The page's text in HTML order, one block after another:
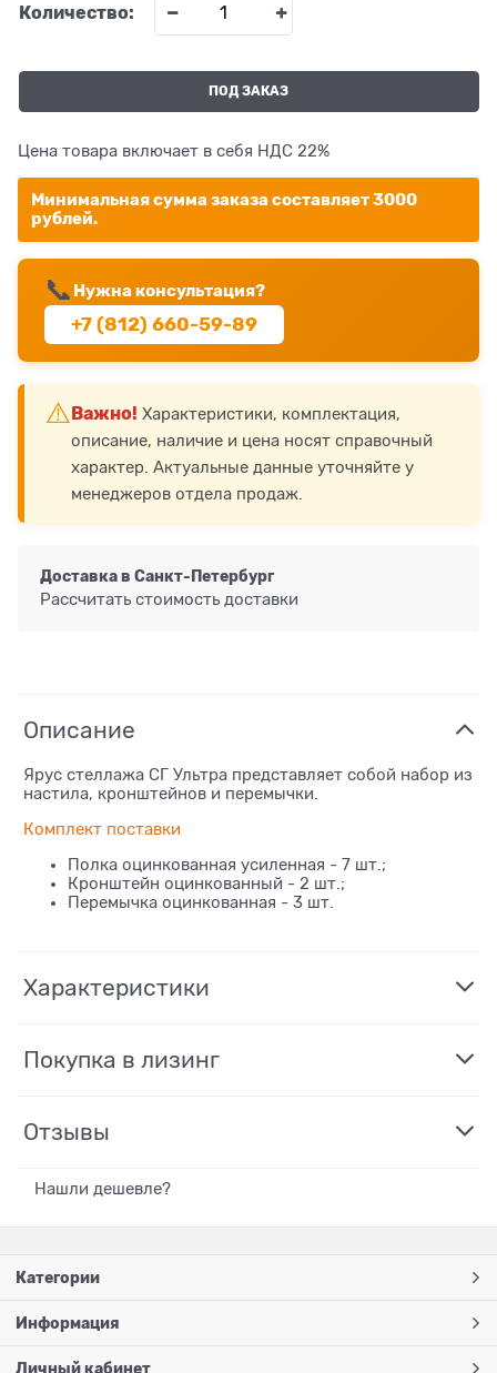
Количество:
ПОД ЗАКАЗ
Цена товара включает в себя НДС 22%
Минимальная сумма заказа составляет 3000
рублей.
📞 Нужна консультация?
+7 (812) 660-59-89
⚠️ Важно! Характеристики, комплектация,
описание, наличие и цена носят справочный
характер. Актуальные данные уточняйте у
менеджеров отдела продаж.
Доставка в Санкт-Петербург
Рассчитать стоимость доставки
Описание
Ярус стеллажа СГ Ультра представляет собой набор из
настила, кронштейнов и перемычки.
Комплект поставки
Полка оцинкованная усиленная - 7 шт.;
Кронштейн оцинкованный - 2 шт.;
Перемычка оцинкованная - 3 шт.
Характеристики
Покупка в лизинг
Отзывы
Нашли дешевле?
Категории
Информация
Личный кабинет